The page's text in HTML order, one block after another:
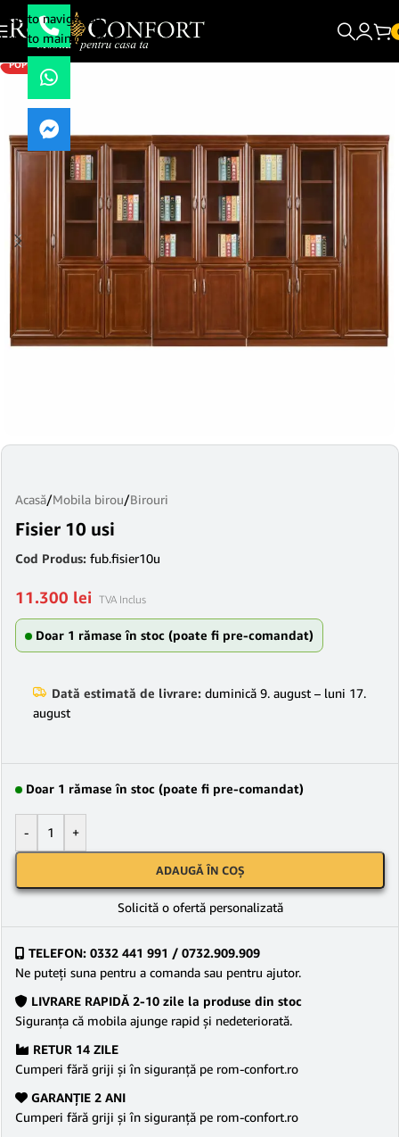
Skip to navigation
Skip to main content
POPULAR
Acasă/Mobila birou/Birouri
Fisier 10 usi
Cod Produs: fub.fisier10u
11.300 lei TVA Inclus
Doar 1 rămase în stoc (poate fi pre-comandat)
Dată estimată de livrare: duminică 9. august – luni 17.
august
Doar 1 rămase în stoc (poate fi pre-comandat)
- +
ADAUGĂ ÎN COȘ
Solicită o ofertă personalizată
TELEFON: 0332 441 991 / 0732.909.909
Ne puteţi suna pentru a comanda sau pentru ajutor.
LIVRARE RAPIDĂ 2-10 zile la produse din stoc
Siguranţa că mobila ajunge rapid şi nedeteriorată.
RETUR 14 ZILE
Cumperi fără griji şi în siguranţă pe rom-confort.ro
GARANŢIE 2 ANI
Cumperi fără griji şi în siguranţă pe rom-confort.ro